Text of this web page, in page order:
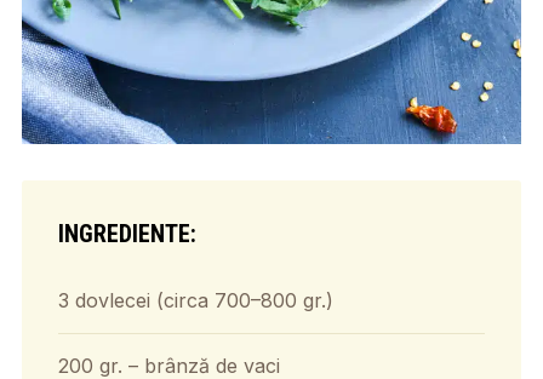
INGREDIENTE:
3 dovlecei (circa 700–800 gr.)
200 gr. – brânză de vaci